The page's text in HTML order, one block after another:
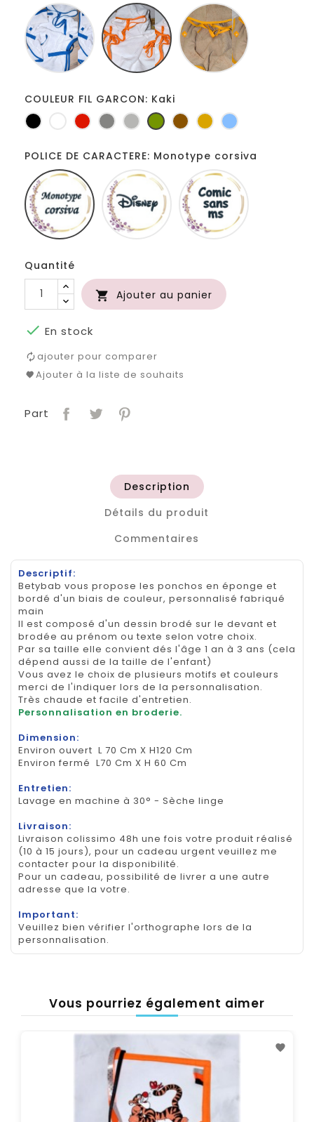
Blanc
bleu
roi
Blanc
orange
COULEUR FIL GARCON: Kaki
Noir BlancRougeGris
foncé
Gris
clair
Kaki MarronJaune
d'or
Bleu
POLICE DE CARACTERE: Monotype corsiva
Monotype
corsiva
Disney
Quantité
 Ajouter au panier
 En stock
ajouter pour comparer
Ajouter à la liste de souhaits
Part
Description
Détails du produit
Commentaires
Descriptif:
Betybab vous propose les ponchos en éponge et
bordé d'un biais de couleur, personnalisé fabriqué
main
Il est composé d'un dessin brodé sur le devant et
brodée au prénom ou texte selon votre choix.
Par sa taille elle convient dés l'âge 1 an à 3 ans (cela
dépend aussi de la taille de l'enfant)
Vous avez le choix de plusieurs motifs et couleurs
merci de l'indiquer lors de la personnalisation.
Très chaude et facile d'entretien.
Personnalisation en broderie.
Dimension:
Environ ouvert L 70 Cm X H120 Cm
Environ fermé L70 Cm X H 60 Cm
Entretien:
Lavage en machine à 30° - Sèche linge
Livraison:
Livraison colissimo 48h une fois votre produit réalisé
(10 à 15 jours), pour un cadeau urgent veuillez me
contacter pour la disponibilité.
Pour un cadeau, possibilité de livrer a une autre
adresse que la votre.
Important:
Veuillez bien vérifier l'orthographe lors de la
personnalisation.
Vous pourriez également aimer